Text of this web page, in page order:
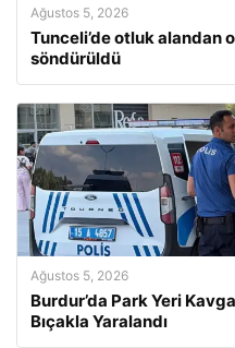
Ağustos 5, 2026
Tunceli’de otluk alandan
söndürüldü
Ağustos 5, 2026
Burdur’da Park Yeri
Bıçakla Yaralandı